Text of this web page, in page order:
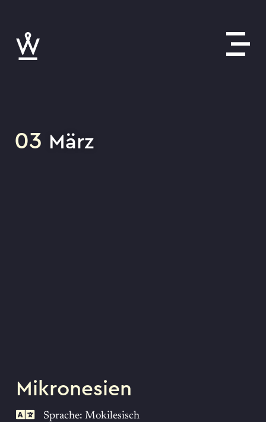
03 März
Mikronesien
Sprache: Mokilesisch